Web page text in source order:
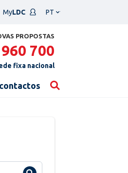
MyLDC
um
PROPOSTAS
700
fixa nacional
contactos